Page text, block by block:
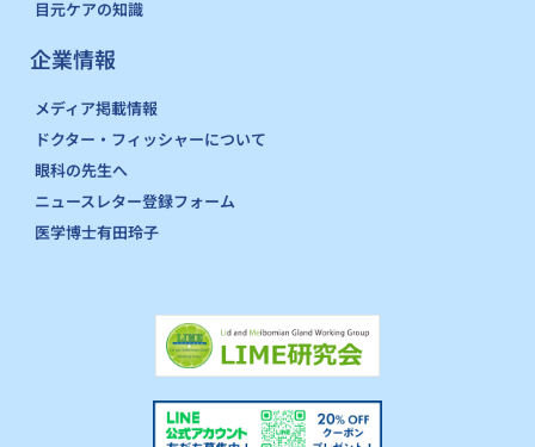
目元ケアの知識
企業情報
メディア掲載情報
ドクター・フィッシャーについて
眼科の先生へ
ニュースレター登録フォーム
医学博士有田玲子